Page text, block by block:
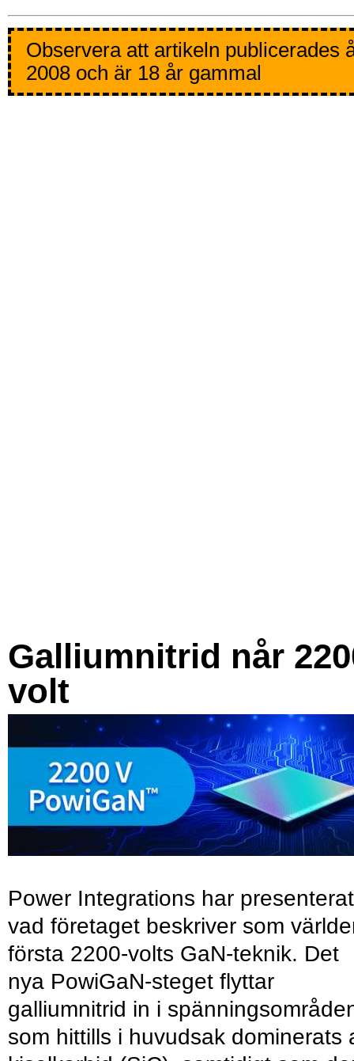
Observera att artikeln publicerades
2008 och är 18 år gammal
Galliumnitrid når
volt
Power Integrations har presenterat
vad företaget beskriver som
första 2200-volts GaN-teknik. Det
nya PowiGaN-steget flyttar
galliumnitrid in i
som hittills i huvudsak dominerats